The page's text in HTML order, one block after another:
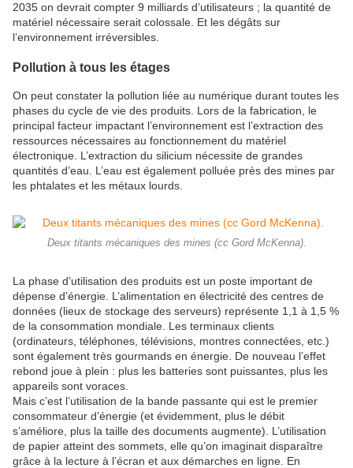
2035 on devrait compter 9 milliards d’utilisateurs ; la quantité de
matériel nécessaire serait colossale. Et les dégâts sur
l’environnement irréversibles.
Pollution à tous les étages
On peut constater la pollution liée au numérique durant toutes les
phases du cycle de vie des produits. Lors de la fabrication, le
principal facteur impactant l’environnement est l’extraction des
ressources nécessaires au fonctionnement du matériel
électronique. L’extraction du silicium nécessite de grandes
quantités d’eau. L’eau est également polluée près des mines par
les phtalates et les métaux lourds.
Deux titants mécaniques des mines (cc Gord McKenna).
La phase d’utilisation des produits est un poste important de
dépense d’énergie. L’alimentation en électricité des centres de
données (lieux de stockage des serveurs) représente 1,1 à 1,5 %
de la consommation mondiale. Les terminaux clients
(ordinateurs, téléphones, télévisions, montres connectées, etc.)
sont également très gourmands en énergie. De nouveau l’effet
rebond joue à plein : plus les batteries sont puissantes, plus les
appareils sont voraces.
Mais c’est l’utilisation de la bande passante qui est le premier
consommateur d’énergie (et évidemment, plus le débit
s’améliore, plus la taille des documents augmente). L’utilisation
de papier atteint des sommets, elle qu’on imaginait disparaître
grâce à la lecture à l’écran et aux démarches en ligne. En